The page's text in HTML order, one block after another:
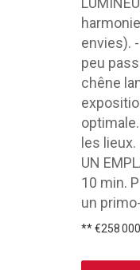
envies).
peu
chêne
les
UN
10 min.
un
** €258 000